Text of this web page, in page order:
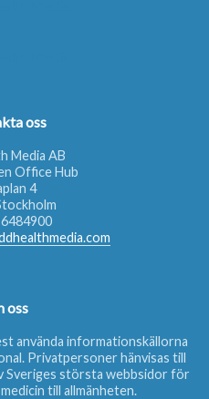
oss
Media AB
Office Hub
4
oss
använda informationskällorna
Privatpersoner hänvisas till
Sveriges största webbsidor för
till allmänheten.